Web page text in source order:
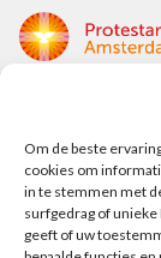
Om de beste
cookies om
in te stemmen met
surfgedrag of
geeft of uw
Nieuwe
1018 DP
t: 020 5353 700
e: